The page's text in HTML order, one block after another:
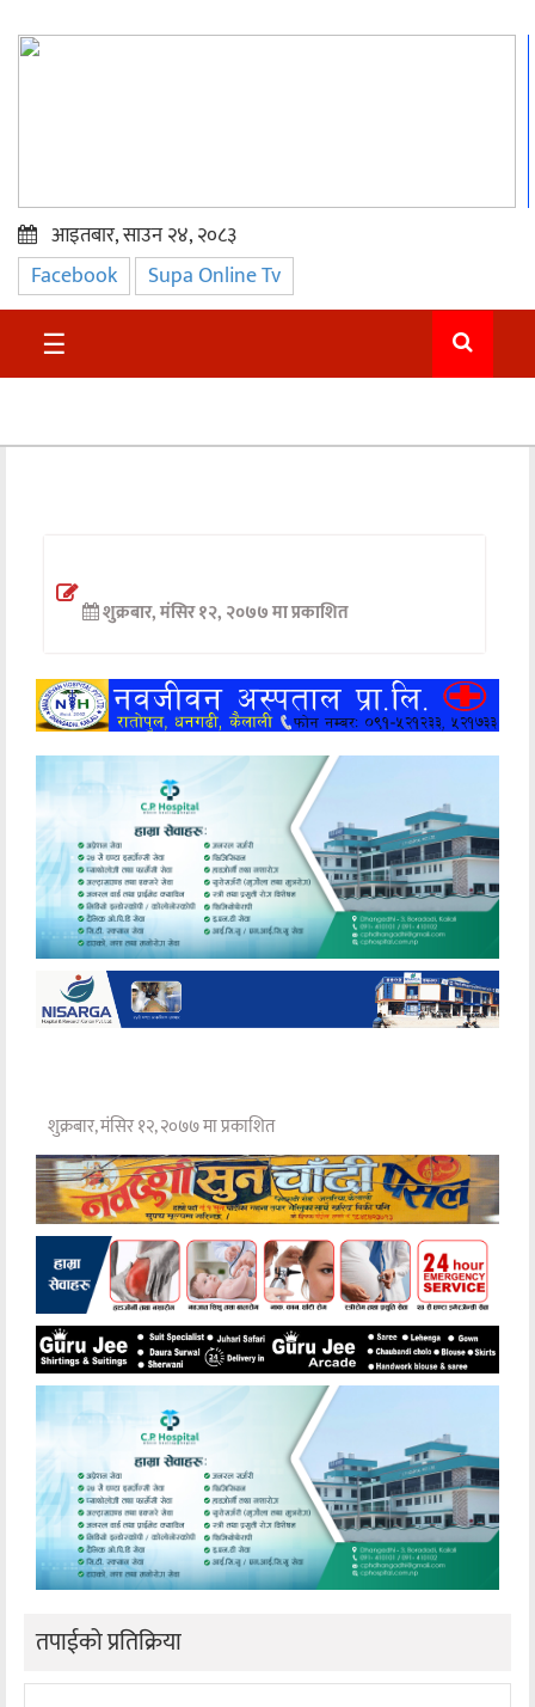
प्रमुख
समाचार
सुदुर
अन्तर्वार्ता
खेलकुद
मनोरञ्जन
अन्य
आइतबार, साउन २४, २०८३
Facebook Supa Online Tv
☰
शुक्रबार, मंसिर १२, २०७७ मा प्रकाशित
शुक्रबार, मंसिर १२, २०७७ मा प्रकाशित
तपाईको प्रतिक्रिया